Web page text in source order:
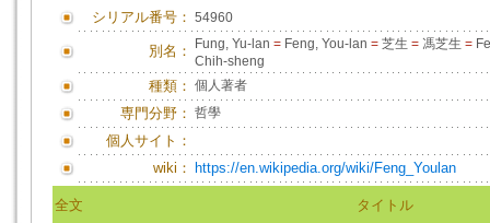
シリアル番号： 54960
別名： Fung, Yu-lan = Feng, You-lan = 芝生 = 馮芝生 =
Chih-sheng
種類： 個人著者
専門分野： 哲學
個人サイト：
wiki：
https://en.wikipedia.org/wiki/Feng_Youlan
全文
タイトル